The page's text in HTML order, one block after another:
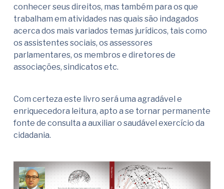
conhecer seus direitos, mas também para os que
trabalham em atividades nas quais são indagados
acerca dos mais variados temas jurídicos, tais como
os assistentes sociais, os assessores
parlamentares, os membros e diretores de
associações, sindicatos etc.
Com certeza este livro será uma agradável e
enriquecedora leitura, apto a se tornar permanente
fonte de consulta a auxiliar o saudável exercício da
cidadania.